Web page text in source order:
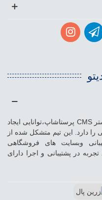
تیم رادیتو با تکیه بر دانش بومی در بستر CMS پرستاشاپ،توانایی ایجاد
را دارد. این تیم متشکل شده از
وبسایت های فروشگاهی
است و با 6 سال تجربه در پشتیبانی و اجرا دارای